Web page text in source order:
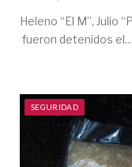
Heleno “El M”, Julio
fueron detenidos el…
SEGURIDAD